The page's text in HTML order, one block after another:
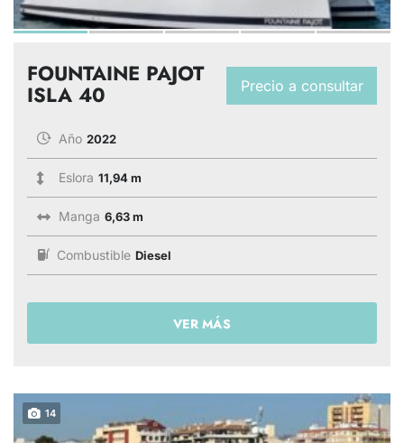
Precio a consultar
FOUNTAINE PAJOT
ISLA 40
Año 2022
Eslora 11,94 m
Manga 6,63 m
Combustible Diesel
VER MÁS
14